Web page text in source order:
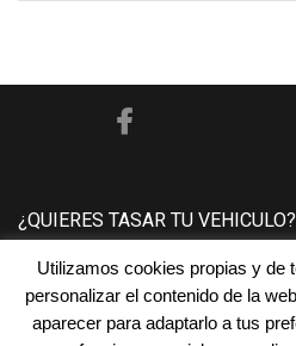
¿QUIERES TASAR TU VEHICULO?
Póngase en contacto con
vehículo sin ningún compromiso.
Utilizamos cookies propias y de
personalizar el contenido de la
aparecer para adaptarlo a tus